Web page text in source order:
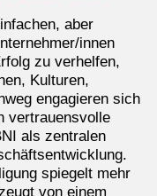
aber
innen
zu verhelfen,
Kulturen,
engagieren sich
vertrauensvolle
als zentralen
spiegelt mehr
von einem